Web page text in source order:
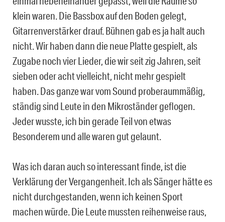
klein waren. Die Bassbox auf den Boden gelegt,
Gitarrenverstärker drauf. Bühnen gab es ja halt auch
nicht. Wir haben dann die neue Platte gespielt, als
Zugabe noch vier Lieder, die wir seit zig Jahren, seit
sieben oder acht vielleicht, nicht mehr gespielt
haben. Das ganze war vom Sound proberaummäßig,
ständig sind Leute in den Mikroständer geflogen.
Jeder wusste, ich bin gerade Teil von etwas
Besonderem und alle waren gut gelaunt.
Was ich daran auch so interessant finde, ist die
Verklärung der Vergangenheit. Ich als Sänger hätte es
nicht durchgestanden, wenn ich keinen Sport
machen würde. Die Leute mussten reihenweise raus,